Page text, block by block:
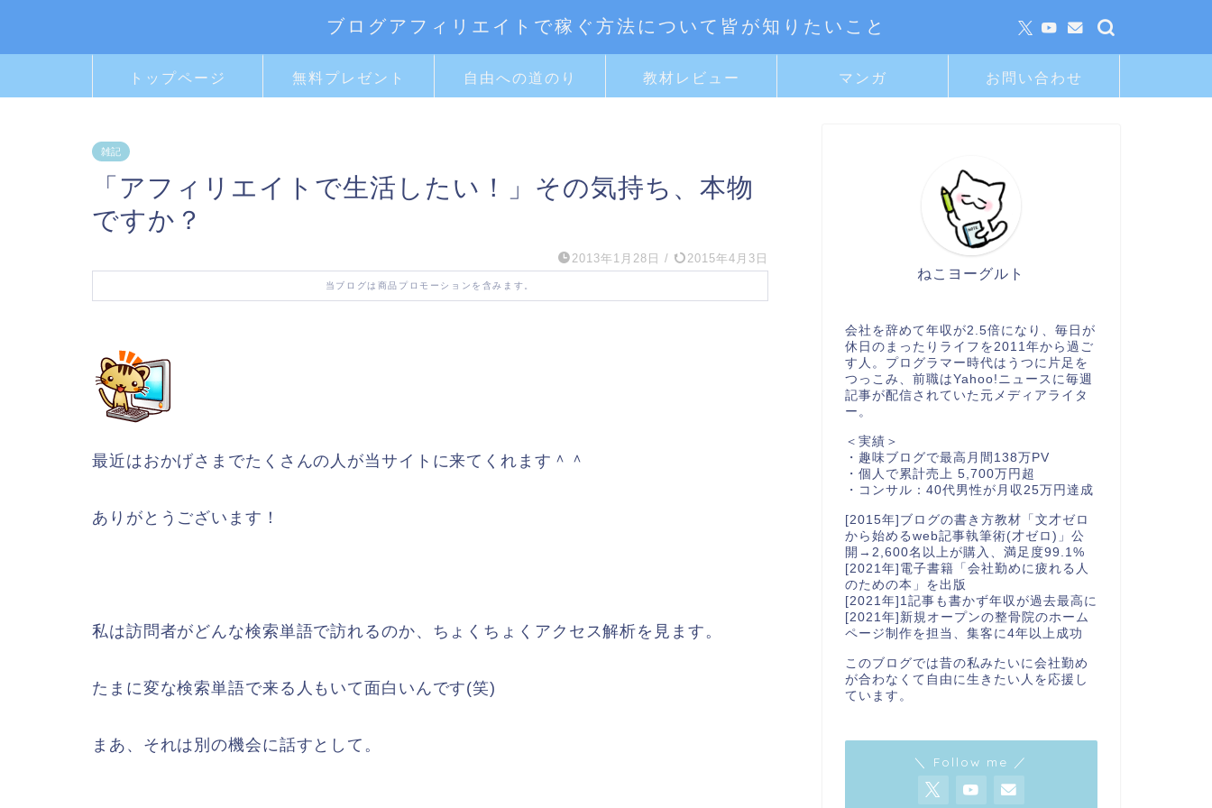
ブログアフィリエイトで稼ぐ方法について皆が知りたいこと
トップページ 無料プレゼント 自由への道のり 教材レビュー マンガ お問い合わせ
雑記
「アフィリエイトで生活したい！」その気持ち、本物
ですか？
2013年1月28日 / 2015年4月3日
当ブログは商品プロモーションを含みます。
最近はおかげさまでたくさんの人が当サイトに来てくれます＾＾
ありがとうございます！
私は訪問者がどんな検索単語で訪れるのか、ちょくちょくアクセス解析を見ます。
たまに変な検索単語で来る人もいて面白いんです(笑)
まあ、それは別の機会に話すとして。
ねこヨーグルト
会社を辞めて年収が2.5倍になり、毎日が
休日のまったりライフを2011年から過ご
す人。プログラマー時代はうつに片足を
つっこみ、前職はYahoo!ニュースに毎週
記事が配信されていた元メディアライタ
ー。
＜実績＞
・趣味ブログで最高月間138万PV
・個人で累計売上 5,700万円超
・コンサル：40代男性が月収25万円達成
[2015年]ブログの書き方教材「文才ゼロ
から始めるweb記事執筆術(才ゼロ)」公
開→2,600名以上が購入、満足度99.1%
[2021年]電子書籍「会社勤めに疲れる人
のための本」を出版
[2021年]1記事も書かず年収が過去最高に
[2021年]新規オープンの整骨院のホーム
ページ制作を担当、集客に4年以上成功
このブログでは昔の私みたいに会社勤め
が合わなくて自由に生きたい人を応援し
ています。
＼ Follow me ／